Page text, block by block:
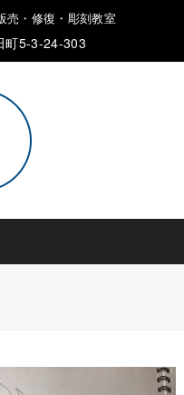
売・修復・彫刻教室
町5-3-24-303